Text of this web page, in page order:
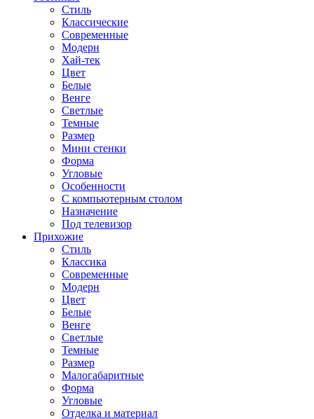
Стиль
Классические
Современные
Модерн
Хай-тек
Цвет
Белые
Венге
Светлые
Темные
Размер
Мини стенки
Форма
Угловые
Особенности
С компьютерным столом
Назначение
Под телевизор
Прихожие
Стиль
Классика
Современные
Модерн
Цвет
Белые
Венге
Светлые
Темные
Размер
Малогабаритные
Форма
Угловые
Отделка и материал